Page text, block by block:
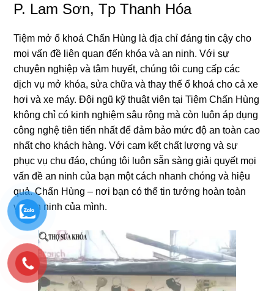
P. Lam Sơn, Tp Thanh Hóa
Tiệm mở ổ khoá Chấn Hùng là địa chỉ đáng tin cậy cho
mọi vấn đề liên quan đến khóa và an ninh. Với sự
chuyên nghiệp và tâm huyết, chúng tôi cung cấp các
dịch vụ mở khóa, sửa chữa và thay thế ổ khoá cho cả xe
hơi và xe máy. Đội ngũ kỹ thuật viên tại Tiệm Chấn Hùng
không chỉ có kinh nghiệm sâu rộng mà còn luôn áp dụng
công nghệ tiên tiến nhất để đảm bảo mức độ an toàn cao
nhất cho khách hàng. Với cam kết chất lượng và sự
phục vụ chu đáo, chúng tôi luôn sẵn sàng giải quyết mọi
vấn đề an ninh của bạn một cách nhanh chóng và hiệu
quả. Chấn Hùng – nơi bạn có thể tin tưởng hoàn toàn
với an ninh của mình.